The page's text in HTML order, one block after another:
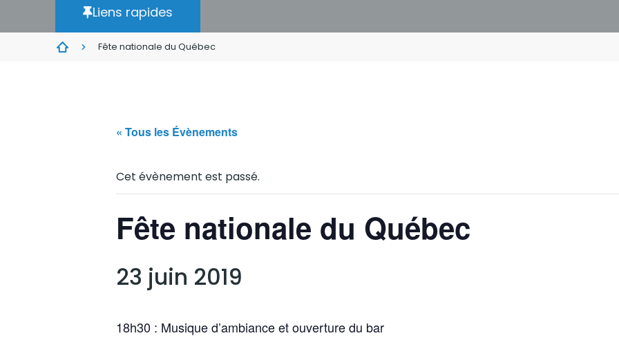
Liens rapides
Fête nationale du Québec
« Tous les Évènements
Cet évènement est passé.
Fête nationale du Québec
23 juin 2019
18h30 : Musique d’ambiance et ouverture du bar